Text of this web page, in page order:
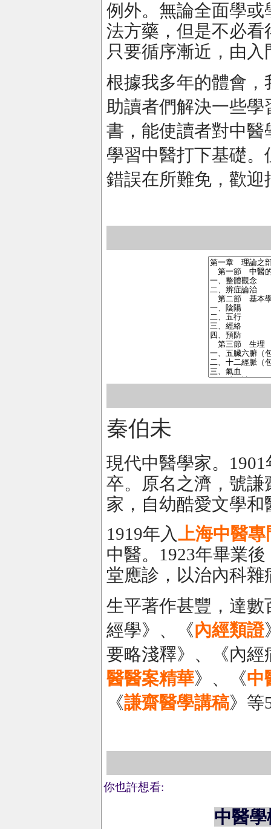
例外。無論全面學
法方藥，但是不必
只要循序漸近，由
根據我多年的體會
助讀者們解決一些
書，能使讀者對中
學習中醫打下基礎
錯誤在所難免，歡迎
秦伯未
現代中醫學家。
卒。原名之濟，號
家，自幼酷愛文學和
1919年入上海中醫專
中醫。1923年畢業
堂應診，以治內科
生平著作甚豐，達
經學》、《內經類證
要略淺釋》、《內
醫醫案精華》、《中
《謙齋醫學講稿》等
你也許想看:
中醫